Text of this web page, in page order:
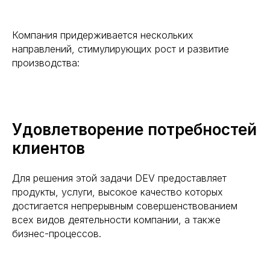
Компания придерживается нескольких
направлений, стимулирующих рост и развитие
производства:
Удовлетворение потребностей
клиентов
Для решения этой задачи DEV предоставляет
продукты, услуги, высокое качество которых
достигается непрерывным совершенствованием
всех видов деятельности компании, а также
бизнес-процессов.